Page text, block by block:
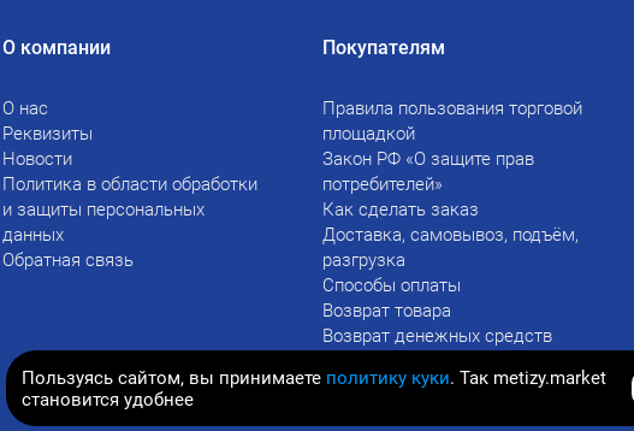
Пользуясь сайтом, вы принимаете политику куки. Так metizy.market
становится удобнее
О компании
О нас
Реквизиты
Новости
Политика в области обработки
и защиты персональных
данных
Обратная связь
Покупателям
Правила пользования торговой
площадкой
Закон РФ «О защите прав
потребителей»
Как сделать заказ
Доставка, самовывоз, подъём,
разгрузка
Способы оплаты
Возврат товара
Возврат денежных средств